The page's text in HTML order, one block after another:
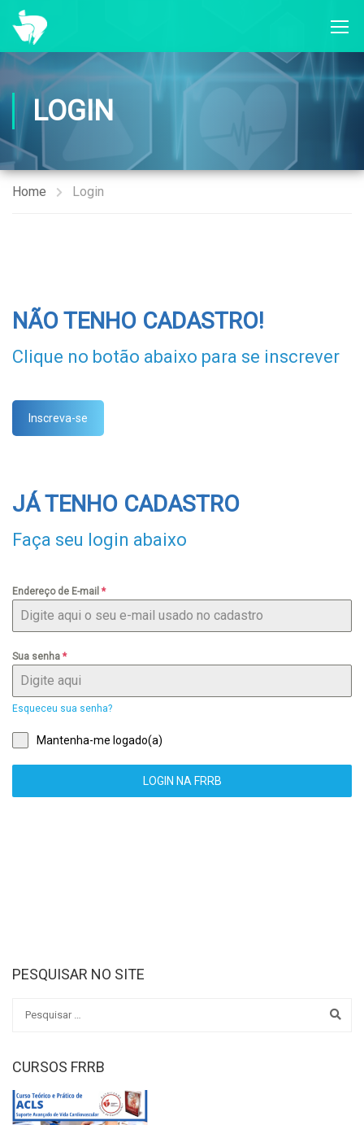
LOGIN
Home Login
NÃO TENHO CADASTRO!
Clique no botão abaixo para se inscrever
Inscreva-se
JÁ TENHO CADASTRO
Faça seu login abaixo
Endereço de E-mail *
Sua senha *
Esqueceu sua senha?
Mantenha-me logado(a)
LOGIN NA FRRB
PESQUISAR NO SITE
CURSOS FRRB